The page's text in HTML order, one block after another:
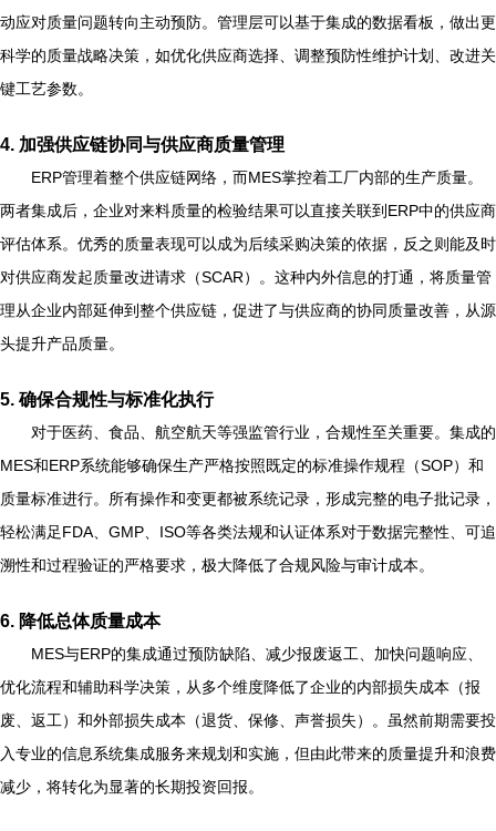
动应对质量问题转向主动预防。管理层可以基于集成的数据看板，做出更
科学的质量战略决策，如优化供应商选择、调整预防性维护计划、改进关
键工艺参数。
4. 加强供应链协同与供应商质量管理
ERP管理着整个供应链网络，而MES掌控着工厂内部的生产质量。
两者集成后，企业对来料质量的检验结果可以直接关联到ERP中的供应商
评估体系。优秀的质量表现可以成为后续采购决策的依据，反之则能及时
对供应商发起质量改进请求（SCAR）。这种内外信息的打通，将质量管
理从企业内部延伸到整个供应链，促进了与供应商的协同质量改善，从源
头提升产品质量。
5. 确保合规性与标准化执行
对于医药、食品、航空航天等强监管行业，合规性至关重要。集成的
MES和ERP系统能够确保生产严格按照既定的标准操作规程（SOP）和
质量标准进行。所有操作和变更都被系统记录，形成完整的电子批记录，
轻松满足FDA、GMP、ISO等各类法规和认证体系对于数据完整性、可追
溯性和过程验证的严格要求，极大降低了合规风险与审计成本。
6. 降低总体质量成本
MES与ERP的集成通过预防缺陷、减少报废返工、加快问题响应、
优化流程和辅助科学决策，从多个维度降低了企业的内部损失成本（报
废、返工）和外部损失成本（退货、保修、声誉损失）。虽然前期需要投
入专业的信息系统集成服务来规划和实施，但由此带来的质量提升和浪费
减少，将转化为显著的长期投资回报。